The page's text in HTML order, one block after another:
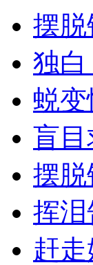
摆
独
蜕
盲
摆
挥泪
赶